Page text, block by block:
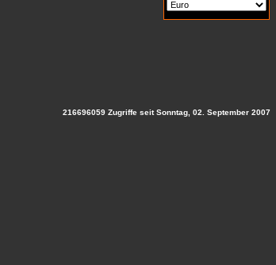
216696059 Zugriffe seit Sonntag, 02. September 2007